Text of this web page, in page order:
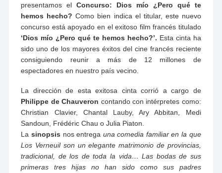
presentamos elConcurso: Dios mío ¿Pero qué te
hemos hecho? Como bien indica el titular, este nuevo
concurso está apoyado en el exitoso film francés titulado
‘Dios mío ¿Pero qué te hemos hecho?’. Esta cinta ha
sido uno de los mayores éxitos del cine francés reciente
consiguiendo reunir a más de 12 millones de
espectadores en nuestro país vecino.
La dirección de esta exitosa cinta corrió a cargo de
Philippe de Chauveron contando con intérpretes como:
Christian Clavier, Chantal Lauby, Ary Abbitan, Medi
Sandoun, Frédéric Chau o Julia Piaton.
Lasinopsis nos entrega una comedia familiar en la que
Los Verneuil son un elegante matrimonio de provincias,
tradicional, de los de toda la vida… Las bodas de sus
primeras tres hijas no han sido como sus padres